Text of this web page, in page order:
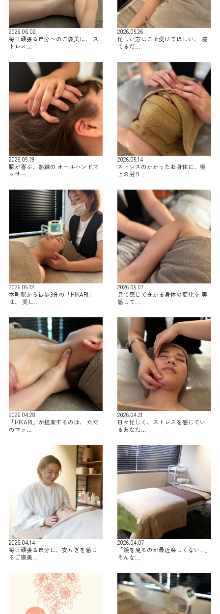
2026.06.02
毎日頑張る自分へのご褒美に、 ス
トレス…
2026.05.26
忙しい方にこそ受けてほしい、 寝
てるだ…
2026.05.19
脳が喜ぶ、熟練の オールハンドマ
ッサー…
2026.05.14
ストレスのかかったお身体に、極
上の労り…
2026.05.12
本町駅から徒歩3分の「HIKARI」
は、 美し…
2026.05.07
見て感じて分かる身体の変化を 実
感して…
2026.04.28
「HIKARI」が提案するのは、 ただ
のマッ…
2026.04.21
日々忙しく、ストレスを感じてい
るあなた…
2026.04.14
毎日頑張る自分に、安らぎを感じ
るご褒美…
2026.04.07
「鏡を見るのが最近楽しくない…」
そんな…